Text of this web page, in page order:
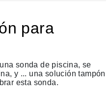
para
sonda de piscina, se
y ... una solución tampón
esta sonda.